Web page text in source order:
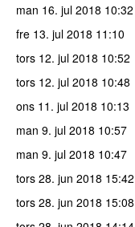
man 16. jul 2018 10:32
fre 13. jul 2018 11:10
tors 12. jul 2018 10:52
tors 12. jul 2018 10:48
ons 11. jul 2018 10:13
man 9. jul 2018 10:57
man 9. jul 2018 10:47
tors 28. jun 2018 15:42
tors 28. jun 2018 15:08